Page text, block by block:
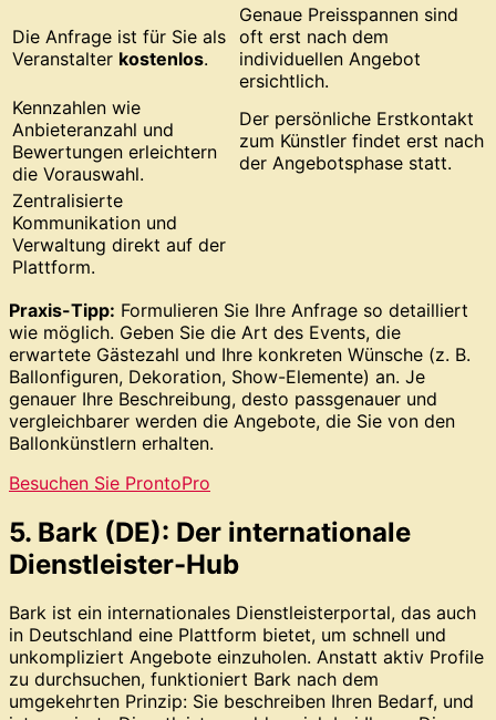
Die Anfrage ist für Sie als
Veranstalter kostenlos.
Genaue Preisspannen sind
oft erst nach dem
individuellen Angebot
ersichtlich.
Kennzahlen wie
Anbieteranzahl und
Bewertungen erleichtern
die Vorauswahl.
Der persönliche Erstkontakt
zum Künstler findet erst nach
der Angebotsphase statt.
Zentralisierte
Kommunikation und
Verwaltung direkt auf der
Plattform.
Praxis-Tipp: Formulieren Sie Ihre Anfrage so detailliert
wie möglich. Geben Sie die Art des Events, die
erwartete Gästezahl und Ihre konkreten Wünsche (z. B.
Ballonfiguren, Dekoration, Show-Elemente) an. Je
genauer Ihre Beschreibung, desto passgenauer und
vergleichbarer werden die Angebote, die Sie von den
Ballonkünstlern erhalten.
Besuchen Sie ProntoPro
5. Bark (DE): Der internationale
Dienstleister-Hub
Bark ist ein internationales Dienstleisterportal, das auch
in Deutschland eine Plattform bietet, um schnell und
unkompliziert Angebote einzuholen. Anstatt aktiv Profile
zu durchsuchen, funktioniert Bark nach dem
umgekehrten Prinzip: Sie beschreiben Ihren Bedarf, und